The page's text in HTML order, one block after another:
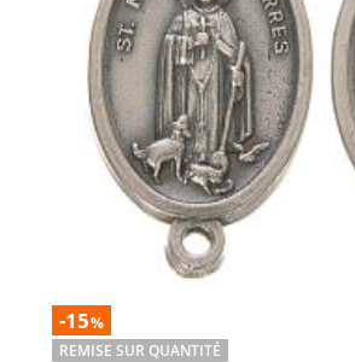
-15%
REMISE SUR QUANTITÉ